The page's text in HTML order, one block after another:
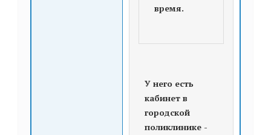
время.
У него есть
кабинет в
городской
поликлинике -